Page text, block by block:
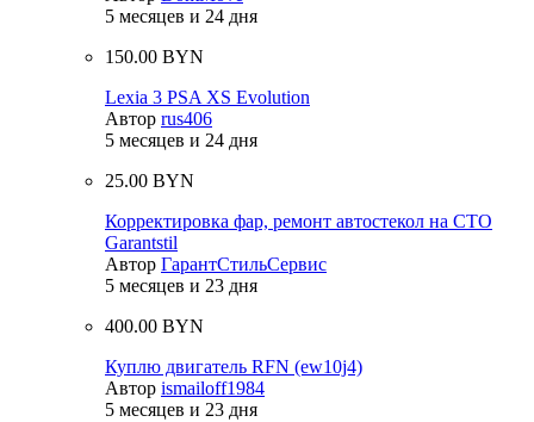
5 месяцев и 24 дня
150.00 BYN
Lexia 3 PSA XS Evolution
Автор rus406
5 месяцев и 24 дня
25.00 BYN
Корректировка фар, ремонт автостекол на СТО
Garantstil
Автор ГарантСтильСервис
5 месяцев и 23 дня
400.00 BYN
Куплю двигатель RFN (ew10j4)
Автор ismailoff1984
5 месяцев и 23 дня